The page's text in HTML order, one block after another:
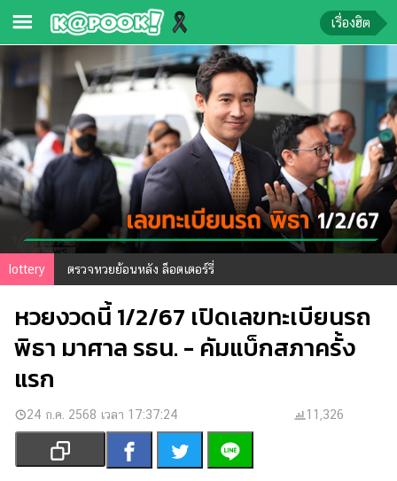
ข่าว-
ความ
รู้
ข่าว
ข่าว
บันเทิง
ตรวจ
หวย
ผล
บอล
สด
การ
การ
ศึกษา
เรื่องฮิต
lottery ตรวจหวยย้อนหลัง ล็อตเตอร์รี่
หวยงวดนี้ 1/2/67 เปิดเลขทะเบียนรถ
พิธา มาศาล รธน. - คัมแบ็กสภาครั้ง
แรก
24 ก.ค. 2568 เวลา 17:37:24 11,326